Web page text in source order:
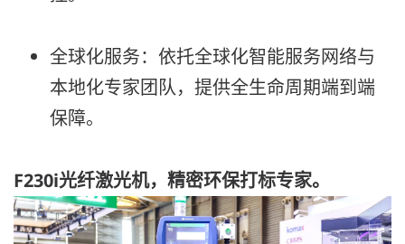
全球化服务： 依托全球化智能服务网络与
本地化专家团队，提供全生命周期端到端
保障。
F230i光纤激光机，精密环保打标专家。